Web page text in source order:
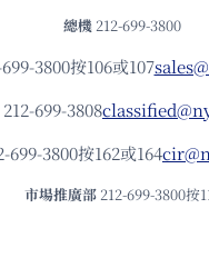
總機 212-699-3800
3800按106或107
212-699-3808
699-3800按162或164
市場推廣部 212-699-3800按